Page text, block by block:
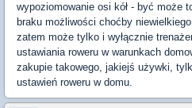
wypoziomowanie osi kół - być może
braku możliwości choćby
zatem może tylko i wyłącznie
ustawiania roweru w warunkach
zakupie takowego, jakiejś używki,
ustawień roweru w domu.